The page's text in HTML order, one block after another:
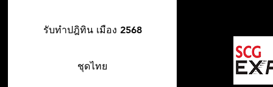
รับทำปฎิทิน เมือง 2568
ชุดไทย